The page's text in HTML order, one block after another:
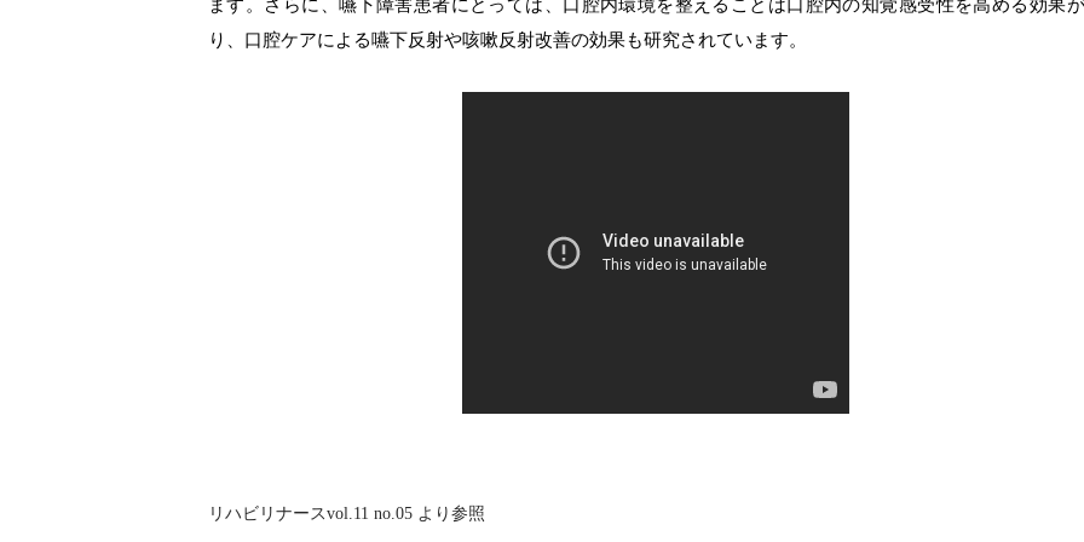
ます。さらに、嚥下障害患者にとっては、口腔内環境を整えることは口腔内の知覚感受性を高める効果
り、口腔ケアによる嚥下反射や咳嗽反射改善の効果も研究されています。
リハビリナースvol.11 no.05 より参照